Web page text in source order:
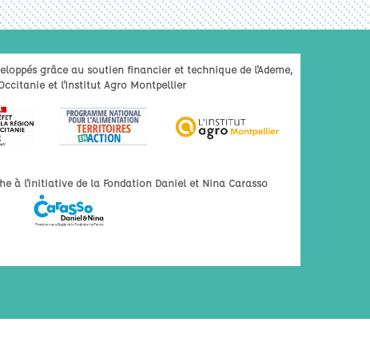
grâce au soutien financier et technique de l'Ademe,
Occitanie et l'Institut Agro Montpellier
à l'initiative de la Fondation Daniel et Nina Carasso